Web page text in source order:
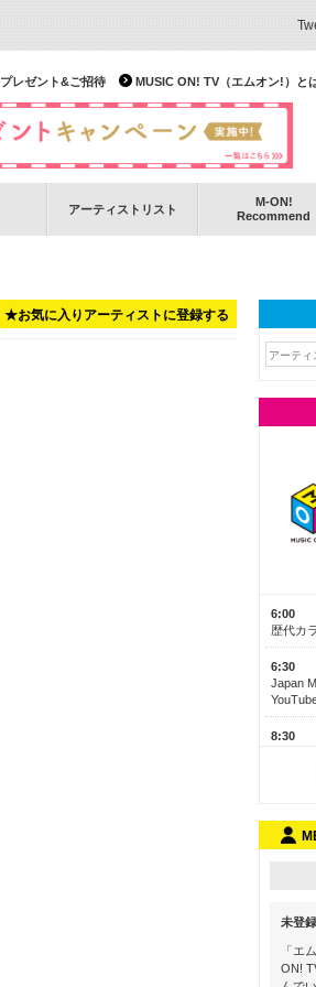
MUSIC ON! TV（エムオン!）と
プレゼント&ご招待
アーティストリスト
M-ON!
Recommend
★お気に入りアーティストに登録する
6:00
歴代カ
6:30
Japan
8:30
M-ON!
Official
よりぬ
グメド
21:00
未登
「エ
ON!